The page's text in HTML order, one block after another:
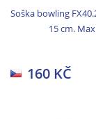
Soška bowling
15 cm.
160 KČ